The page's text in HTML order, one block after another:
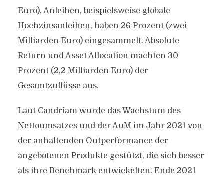
Euro). Anleihen, beispielsweise globale
Hochzinsanleihen, haben 26 Prozent (zwei
Milliarden Euro) eingesammelt. Absolute
Return und Asset Allocation machten 30
Prozent (2,2 Milliarden Euro) der
Gesamtzuflüsse aus.
Laut Candriam wurde das Wachstum des
Nettoumsatzes und der AuM im Jahr 2021 von
der anhaltenden Outperformance der
angebotenen Produkte gestützt, die sich besser
als ihre Benchmark entwickelten. Ende 2021